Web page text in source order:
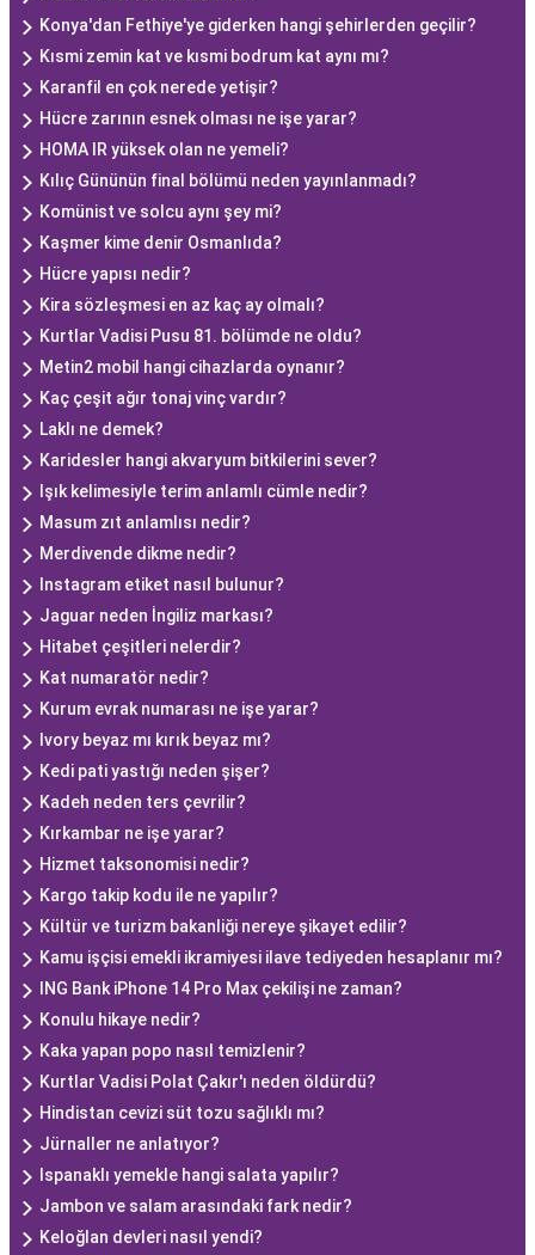
Konya'dan Fethiye'ye giderken hangi şehirlerden geçilir?
Kısmi zemin kat ve kısmi bodrum kat aynı mı?
Karanfil en çok nerede yetişir?
Hücre zarının esnek olması ne işe yarar?
HOMA IR yüksek olan ne yemeli?
Kılıç Gününün final bölümü neden yayınlanmadı?
Komünist ve solcu aynı şey mi?
Kaşmer kime denir Osmanlıda?
Hücre yapısı nedir?
Kira sözleşmesi en az kaç ay olmalı?
Kurtlar Vadisi Pusu 81. bölümde ne oldu?
Metin2 mobil hangi cihazlarda oynanır?
Kaç çeşit ağır tonaj vinç vardır?
Laklı ne demek?
Karidesler hangi akvaryum bitkilerini sever?
Işık kelimesiyle terim anlamlı cümle nedir?
Masum zıt anlamlısı nedir?
Merdivende dikme nedir?
Instagram etiket nasıl bulunur?
Jaguar neden İngiliz markası?
Hitabet çeşitleri nelerdir?
Kat numaratör nedir?
Kurum evrak numarası ne işe yarar?
Ivory beyaz mı kırık beyaz mı?
Kedi pati yastığı neden şişer?
Kadeh neden ters çevrilir?
Kırkambar ne işe yarar?
Hizmet taksonomisi nedir?
Kargo takip kodu ile ne yapılır?
Kültür ve turi̇zm bakanliği nereye şikayet edilir?
Kamu işçisi emekli ikramiyesi ilave tediyeden hesaplanır mı?
ING Bank iPhone 14 Pro Max çekilişi ne zaman?
Konulu hikaye nedir?
Kaka yapan popo nasıl temizlenir?
Kurtlar Vadisi Polat Çakır'ı neden öldürdü?
Hindistan cevizi süt tozu sağlıklı mı?
Jürnaller ne anlatıyor?
Ispanaklı yemekle hangi salata yapılır?
Jambon ve salam arasındaki fark nedir?
Keloğlan devleri nasıl yendi?